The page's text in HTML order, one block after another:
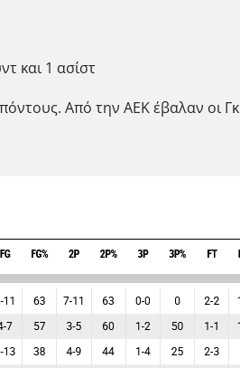
και 1 ασίστ
Από την ΑΕΚ έβαλαν οι